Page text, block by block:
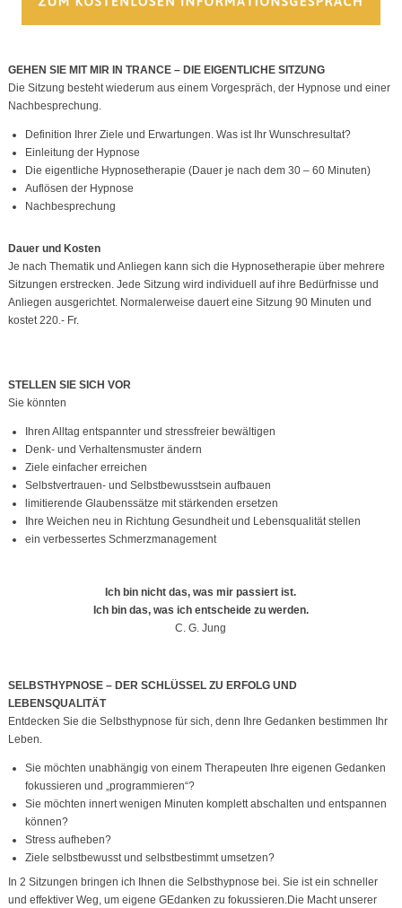
GEHEN SIE MIT MIR IN TRANCE – DIE EIGENTLICHE SITZUNG
Die Sitzung besteht wiederum aus einem Vorgespräch, der Hypnose und einer
Nachbesprechung.
Definition Ihrer Ziele und Erwartungen. Was ist Ihr Wunschresultat?
Einleitung der Hypnose
Die eigentliche Hypnosetherapie (Dauer je nach dem 30 – 60 Minuten)
Auflösen der Hypnose
Nachbesprechung
Dauer und Kosten
Je nach Thematik und Anliegen kann sich die Hypnosetherapie über mehrere
Sitzungen erstrecken. Jede Sitzung wird individuell auf ihre Bedürfnisse und
Anliegen ausgerichtet. Normalerweise dauert eine Sitzung 90 Minuten und
kostet 220.- Fr.
STELLEN SIE SICH VOR
Sie könnten
Ihren Alltag entspannter und stressfreier bewältigen
Denk- und Verhaltensmuster ändern
Ziele einfacher erreichen
Selbstvertrauen- und Selbstbewusstsein aufbauen
limitierende Glaubenssätze mit stärkenden ersetzen
Ihre Weichen neu in Richtung Gesundheit und Lebensqualität stellen
ein verbessertes Schmerzmanagement
Ich bin nicht das, was mir passiert ist.
Ich bin das, was ich entscheide zu werden.
C. G. Jung
SELBSTHYPNOSE – DER SCHLÜSSEL ZU ERFOLG UND
LEBENSQUALITÄT
Entdecken Sie die Selbsthypnose für sich, denn Ihre Gedanken bestimmen Ihr
Leben.
Sie möchten unabhängig von einem Therapeuten Ihre eigenen Gedanken
fokussieren und „programmieren“?
Sie möchten innert wenigen Minuten komplett abschalten und entspannen
können?
Stress aufheben?
Ziele selbstbewusst und selbstbestimmt umsetzen?
In 2 Sitzungen bringen ich Ihnen die Selbsthypnose bei. Sie ist ein schneller
und effektiver Weg, um eigene GEdanken zu fokussieren.Die Macht unserer